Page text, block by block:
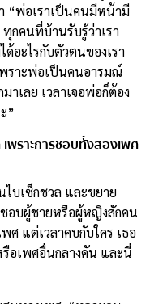
“พ่อเราเป็นคนมีหน้ามี
กคนที่บ้านรับรู้ว่าเรา
อะไรกับตัวตนของเรา
ราะพ่อเป็นคนอารมณ์
าเลย เวลาเจอพ่อก็ต้อง
”
พราะการชอบทั้งสองเพศ
บเซ็กชวล และขยาย
อบผู้ชายหรือผู้หญิงสักคน
ศ แต่เวลาคบกับใคร เธอ
อเพศอื่นกลางคัน และนี่